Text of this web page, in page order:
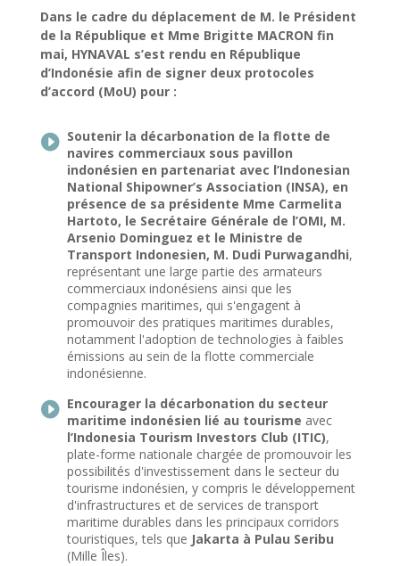
Dans le cadre du déplacement de M. le Président
de la République et Mme Brigitte MACRON fin
mai, HYNAVAL s’est rendu en République
d’Indonésie afin de signer deux protocoles
d’accord (MoU) pour :
 Soutenir la décarbonation de la flotte de
navires commerciaux sous pavillon
indonésien en partenariat avec l’Indonesian
National Shipowner’s Association (INSA), en
présence de sa présidente Mme Carmelita
Hartoto, le Secrétaire Générale de l’OMI, M.
Arsenio Dominguez et le Ministre de
Transport Indonesien, M. Dudi Purwagandhi,
représentant une large partie des armateurs
commerciaux indonésiens ainsi que les
compagnies maritimes, qui s'engagent à
promouvoir des pratiques maritimes durables,
notamment l'adoption de technologies à faibles
émissions au sein de la flotte commerciale
indonésienne.
 Encourager la décarbonation du secteur
maritime indonésien lié au tourisme avec
l’Indonesia Tourism Investors Club (ITIC),
plate-forme nationale chargée de promouvoir les
possibilités d'investissement dans le secteur du
tourisme indonésien, y compris le développement
d'infrastructures et de services de transport
maritime durables dans les principaux corridors
touristiques, tels que Jakarta à Pulau Seribu
(Mille Îles).